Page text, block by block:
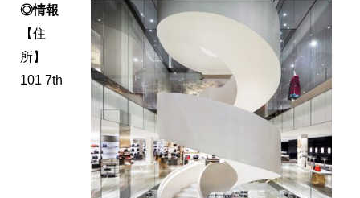
◎情報
【住
所】
101 7th